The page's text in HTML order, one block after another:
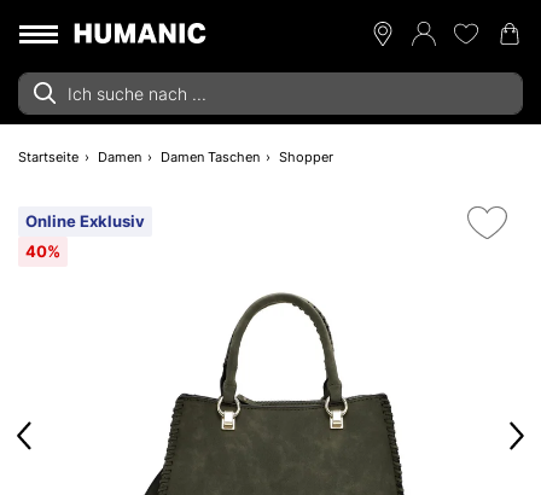
Startseite Damen Damen Taschen Shopper
Online Exklusiv
40%